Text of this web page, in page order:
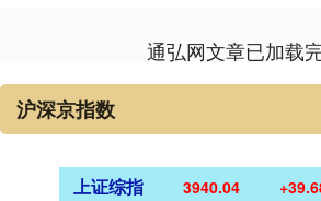
通弘网文章已加载
沪深京指数
上证综指 3940.04